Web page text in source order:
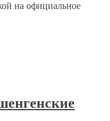
на официальное